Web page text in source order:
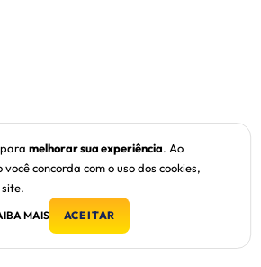
paramelhorar sua experiência. Ao
concorda com o uso dos cookies,
MAIS ACEITAR